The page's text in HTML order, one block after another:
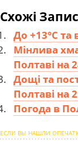
Схожі
До +13°С та
Мінлива
Полтаві на
Дощі та
Полтаві на
Погода в
ЕСЛИ ВЫ НАШЛИ